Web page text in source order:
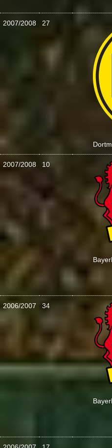
2007/2008 27
2007/2008 10
Bayer
2006/2007 34
Bayer